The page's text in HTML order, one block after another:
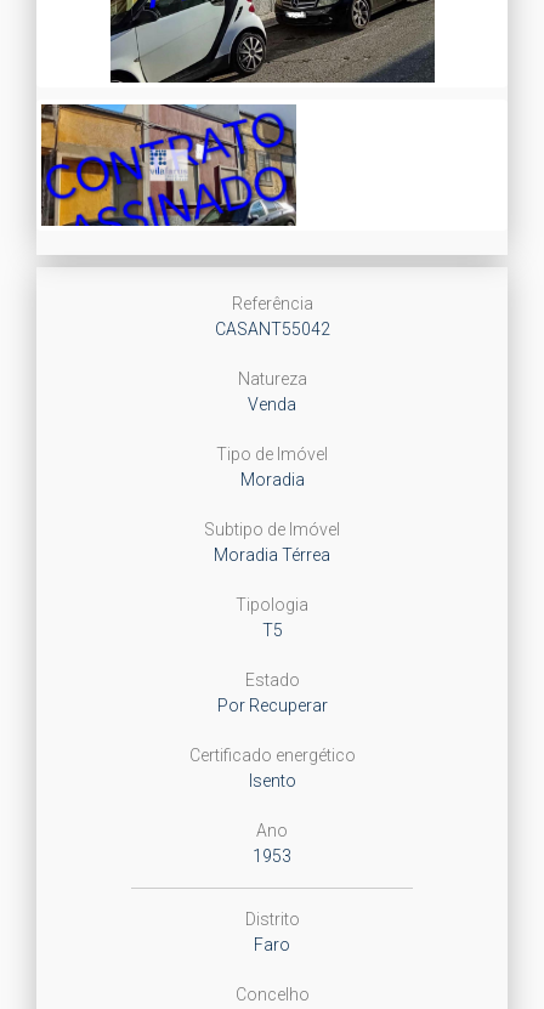
Referência
CASANT55042
Natureza
Venda
Tipo de Imóvel
Moradia
Subtipo de Imóvel
Moradia Térrea
Tipologia
T5
Estado
Por Recuperar
Certificado energético
Isento
Ano
1953
Distrito
Faro
Concelho